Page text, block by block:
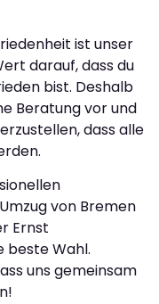
ist unser
darauf, dass du
bist. Deshalb
Beratung vor und
dass alle
von Bremen
Ernst
beste Wahl.
uns gemeinsam